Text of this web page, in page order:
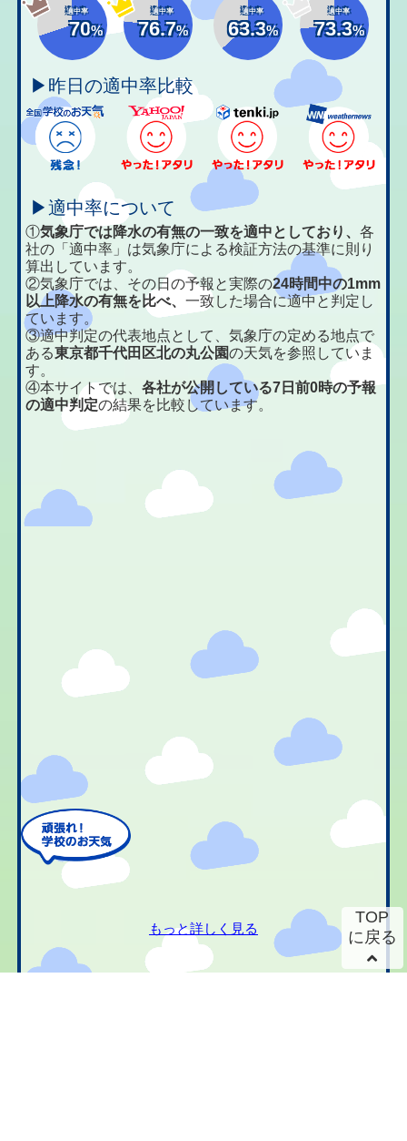
適中率
70%
適中率
76.7%
適中率
63.3%
適中率
73.3%
▶昨日の適中率比較
▶適中率について
①気象庁では降水の有無の一致を適中としており、各
社の「適中率」は気象庁による検証方法の基準に則り
算出しています。
②気象庁では、その日の予報と実際の24時間中の1mm
以上降水の有無を比べ、一致した場合に適中と判定し
ています。
③適中判定の代表地点として、気象庁の定める地点で
ある東京都千代田区北の丸公園の天気を参照していま
す。
④本サイトでは、各社が公開している7日前0時の予報
の適中判定の結果を比較しています。
もっと詳しく見る
TOP
に戻る